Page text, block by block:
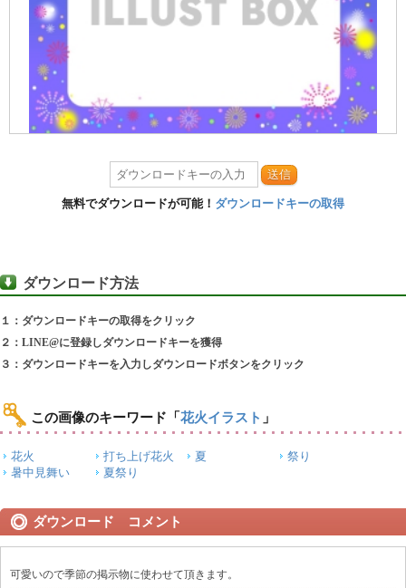
送信
無料でダウンロードが可能！ ダウンロードキーの取得
ダウンロード方法
１：ダウンロードキーの取得をクリック
２：LINE@に登録しダウンロードキーを獲得
３：ダウンロードキーを入力しダウンロードボタンをクリック
この画像のキーワード 「 花火イラスト 」
花火 打ち上げ花火 夏
祭り
暑中見舞い
夏祭り
ダウンロード コメント
可愛いので季節の掲示物に使わせて頂きます。